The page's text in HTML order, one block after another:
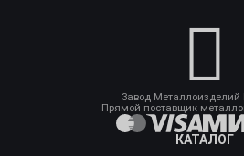
Завод Металлоизделий
Прямой поставщик
КАТАЛОГ